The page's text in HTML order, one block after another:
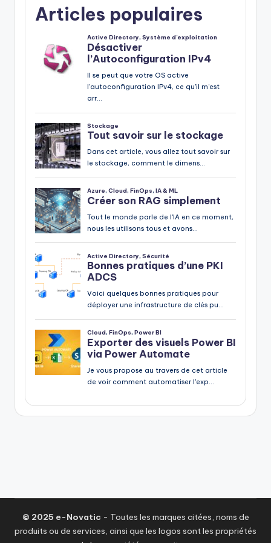
Articles populaires
© 2025 e-Novatic - Toutes les marques citées, noms de
produits ou de services, ainsi que les logos sont les propriétés